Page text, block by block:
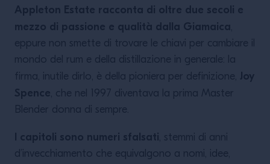
Appleton Estate racconta di oltre due secoli e
mezzo di passione e qualità dalla Giamaica,
eppure non smette di trovare le chiavi per cambiare il
mondo del rum e della distillazione in generale: la
firma, inutile dirlo, è della pioniera per definizione, Joy
Spence, che nel 1997 diventava la prima Master
Blender donna di sempre.
I capitoli sono numeri sfalsati, stemmi di anni
d’invecchiamento che equivalgono a nomi, idee,